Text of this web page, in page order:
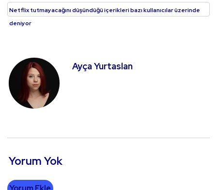
Netflix tutmayacağını düşündüğü içerikleri bazı kullanıcılar üzerinde
deniyor
Ayça Yurtaslan
Yorum Yok